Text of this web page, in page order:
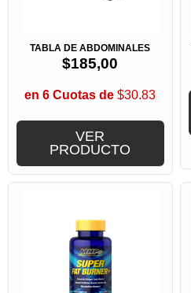
TABLA DE ABDOMINALES
$185,00
en 6 Cuotas de $30.83
VER
PRODUCTO